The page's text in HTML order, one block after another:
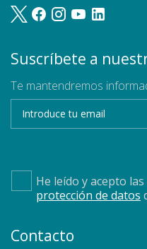
Suscríbete a
Te mantendremos
He leído y acepto
protección de datos
Contacto